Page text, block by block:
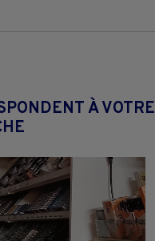
À VOTRE